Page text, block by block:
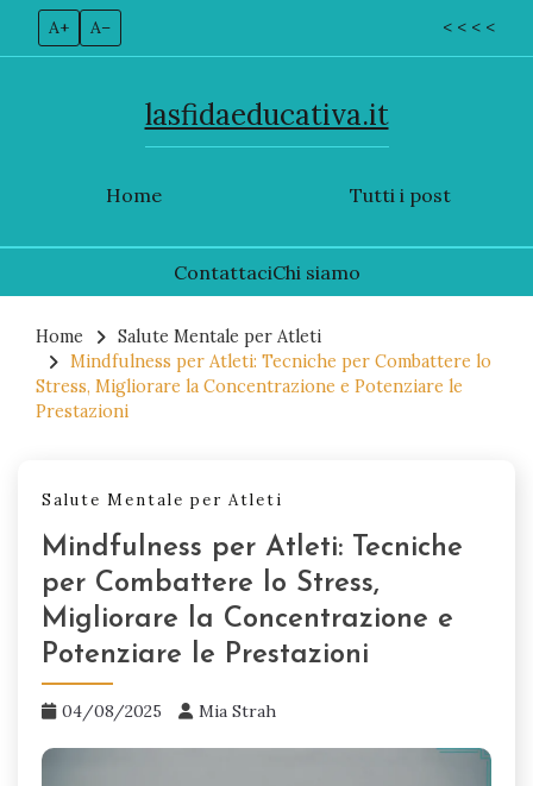
A+ A– < < < <
Home
lasfidaeducativa.it
Tutti i post
ContattaciChi siamo
content
Home
Salute Mentale per Atleti
Mindfulness per Atleti: Tecniche per Combattere lo
Stress, Migliorare la Concentrazione e Potenziare le
Prestazioni
Salute Mentale per Atleti
Mindfulness per Atleti: Tecniche
per Combattere lo Stress,
Migliorare la Concentrazione e
Potenziare le Prestazioni
04/08/2025 Mia Strah